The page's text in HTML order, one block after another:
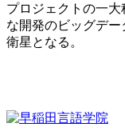
プロジェクトの一
な開発のビッグデ
衛星となる。